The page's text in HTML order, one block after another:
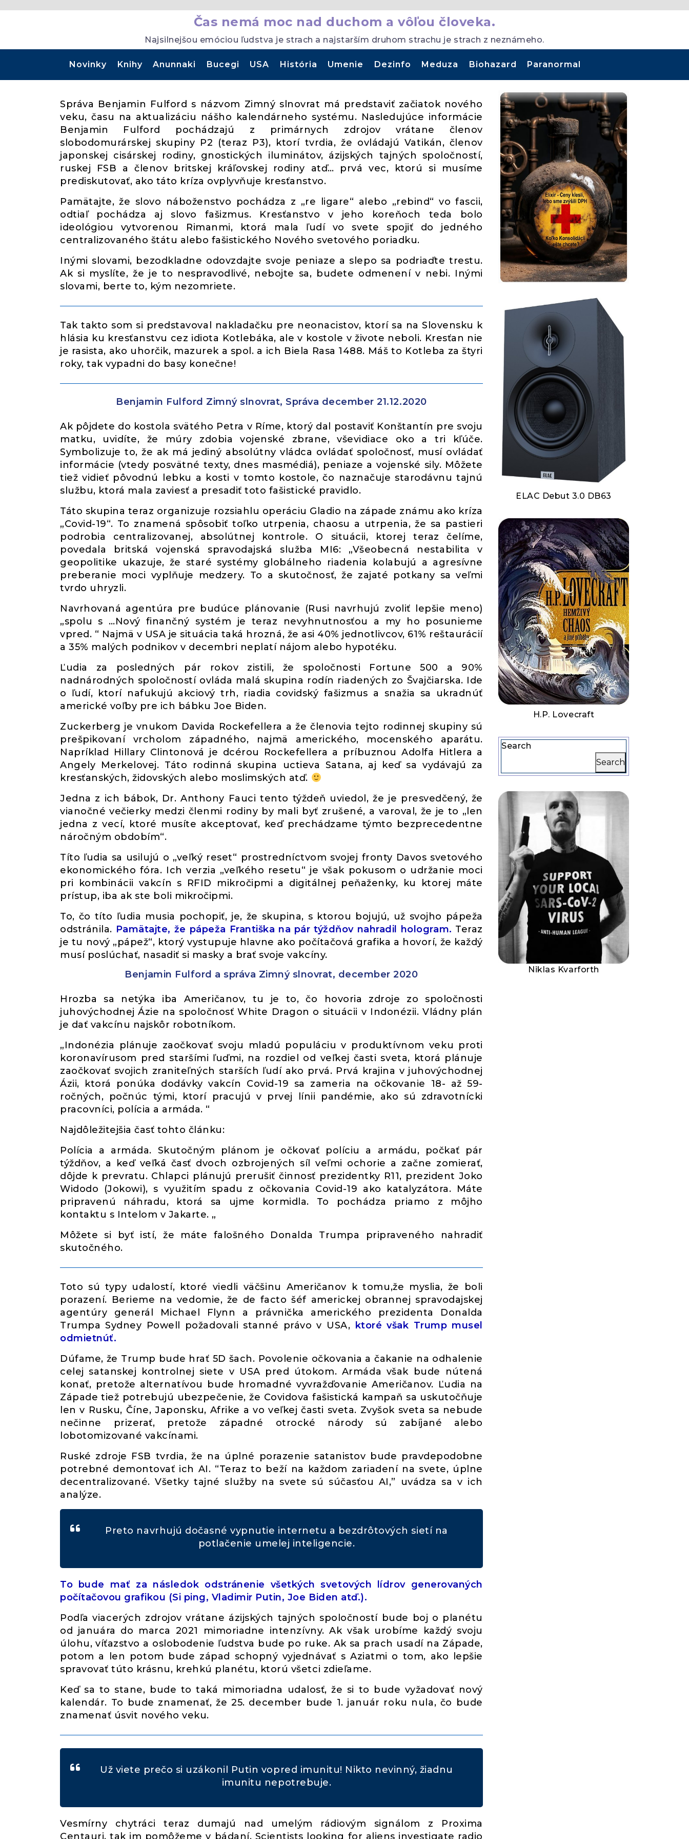
Čas nemá moc nad duchom a vôľou človeka.
Najsilnejšou emóciou ľudstva je strach a najstarším druhom strachu je strach z neznámeho.
Novinky Knihy Anunnaki Bucegi USA História Umenie Dezinfo Meduza Biohazard Paranormal
Správa Benjamin Fulford s názvom Zimný slnovrat má predstaviť začiatok nového
veku, času na aktualizáciu nášho kalendárneho systému. Nasledujúce informácie
Benjamin Fulford pochádzajú z primárnych zdrojov vrátane členov
slobodomurárskej skupiny P2 (teraz P3), ktorí tvrdia, že ovládajú Vatikán, členov
japonskej cisárskej rodiny, gnostických iluminátov, ázijských tajných spoločností,
ruskej FSB a členov britskej kráľovskej rodiny atď… prvá vec, ktorú si musíme
prediskutovať, ako táto kríza ovplyvňuje kresťanstvo.
Pamätajte, že slovo náboženstvo pochádza z „re ligare“ alebo „rebind“ vo fascii,
odtiaľ pochádza aj slovo fašizmus. Kresťanstvo v jeho koreňoch teda bolo
ideológiou vytvorenou Rimanmi, ktorá mala ľudí vo svete spojiť do jedného
centralizovaného štátu alebo fašistického Nového svetového poriadku.
Inými slovami, bezodkladne odovzdajte svoje peniaze a slepo sa podriaďte trestu.
Ak si myslíte, že je to nespravodlivé, nebojte sa, budete odmenení v nebi. Inými
slovami, berte to, kým nezomriete.
Tak takto som si predstavoval nakladačku pre neonacistov, ktorí sa na Slovensku k
hlásia ku kresťanstvu cez idiota Kotlebáka, ale v kostole v živote neboli. Kresťan nie
je rasista, ako uhorčik, mazurek a spol. a ich Biela Rasa 1488. Máš to Kotleba za štyri
roky, tak vypadni do basy konečne!
Benjamin Fulford Zimný slnovrat, Správa december 21.12.2020
Ak pôjdete do kostola svätého Petra v Ríme, ktorý dal postaviť Konštantín pre svoju
matku, uvidíte, že múry zdobia vojenské zbrane, vševidiace oko a tri kľúče.
Symbolizuje to, že ak má jediný absolútny vládca ovládať spoločnosť, musí ovládať
informácie (vtedy posvätné texty, dnes masmédiá), peniaze a vojenské sily. Môžete
tiež vidieť pôvodnú lebku a kosti v tomto kostole, čo naznačuje starodávnu tajnú
službu, ktorá mala zaviesť a presadiť toto fašistické pravidlo.
Táto skupina teraz organizuje rozsiahlu operáciu Gladio na západe známu ako kríza
„Covid-19“. To znamená spôsobiť toľko utrpenia, chaosu a utrpenia, že sa pastieri
podrobia centralizovanej, absolútnej kontrole. O situácii, ktorej teraz čelíme,
povedala britská vojenská spravodajská služba MI6: „Všeobecná nestabilita v
geopolitike ukazuje, že staré systémy globálneho riadenia kolabujú a agresívne
preberanie moci vyplňuje medzery. To a skutočnosť, že zajaté potkany sa veľmi
tvrdo uhryzli.
Navrhovaná agentúra pre budúce plánovanie (Rusi navrhujú zvoliť lepšie meno)
„spolu s …Nový finančný systém je teraz nevyhnutnosťou a my ho posunieme
vpred. “ Najmä v USA je situácia taká hrozná, že asi 40% jednotlivcov, 61% reštaurácií
a 35% malých podnikov v decembri neplatí nájom alebo hypotéku.
Ľudia za posledných pár rokov zistili, že spoločnosti Fortune 500 a 90%
nadnárodných spoločností ovláda malá skupina rodín riadených zo Švajčiarska. Ide
o ľudí, ktorí nafukujú akciový trh, riadia covidský fašizmus a snažia sa ukradnúť
americké voľby pre ich bábku Joe Biden.
Zuckerberg je vnukom Davida Rockefellera a že členovia tejto rodinnej skupiny sú
prešpikovaní vrcholom západného, ​​najmä amerického, mocenského aparátu.
Napríklad Hillary Clintonová je dcérou Rockefellera a príbuznou Adolfa Hitlera a
Angely Merkelovej. Táto rodinná skupina uctieva Satana, aj keď sa vydávajú za
kresťanských, židovských alebo moslimských atď.
Jedna z ich bábok, Dr. Anthony Fauci tento týždeň uviedol, že je presvedčený, že
vianočné večierky medzi členmi rodiny by mali byť zrušené, a varoval, že je to „len
jedna z vecí, ktoré musíte akceptovať, keď prechádzame týmto bezprecedentne
náročným obdobím“.
Títo ľudia sa usilujú o „veľký reset“ prostredníctvom svojej fronty Davos svetového
ekonomického fóra. Ich verzia „veľkého resetu“ je však pokusom o udržanie moci
pri kombinácii vakcín s RFID mikročipmi a digitálnej peňaženky, ku ktorej máte
prístup, iba ak ste boli mikročipmi.
To, čo títo ľudia musia pochopiť, je, že skupina, s ktorou bojujú, už svojho pápeža
odstránila. Pamätajte, že pápeža Františka na pár týždňov nahradil hologram. Teraz
je tu nový „pápež“, ktorý vystupuje hlavne ako počítačová grafika a hovorí, že každý
musí poslúchať, nasadiť si masky a brať svoje vakcíny.
Benjamin Fulford a správa Zimný slnovrat, december 2020
Hrozba sa netýka iba Američanov, tu je to, čo hovoria zdroje zo spoločnosti
juhovýchodnej Ázie na spoločnosť White Dragon o situácii v Indonézii. Vládny plán
je dať vakcínu najskôr robotníkom.
„Indonézia plánuje zaočkovať svoju mladú populáciu v produktívnom veku proti
koronavírusom pred staršími ľuďmi, na rozdiel od veľkej časti sveta, ktorá plánuje
zaočkovať svojich zraniteľných starších ľudí ako prvá. Prvá krajina v juhovýchodnej
Ázii, ktorá ponúka dodávky vakcín Covid-19 sa zameria na očkovanie 18- až 59-
ročných, počnúc tými, ktorí pracujú v prvej línii pandémie, ako sú zdravotnícki
pracovníci, polícia a armáda. “
Najdôležitejšia časť tohto článku:
Polícia a armáda. Skutočným plánom je očkovať políciu a armádu, počkať pár
týždňov, a keď veľká časť dvoch ozbrojených síl veľmi ochorie a začne zomierať,
dôjde k prevratu. Chlapci plánujú prerušiť činnosť prezidentky R11, prezident Joko
Widodo (Jokowi), s využitím spadu z očkovania Covid-19 ako katalyzátora. Máte
pripravenú náhradu, ktorá sa ujme kormidla. To pochádza priamo z môjho
kontaktu s Intelom v Jakarte. „
Môžete si byť istí, že máte falošného Donalda Trumpa pripraveného nahradiť
skutočného.
Toto sú typy udalostí, ktoré viedli väčšinu Američanov k tomu,že myslia, že boli
porazení. Berieme na vedomie, že de facto šéf americkej obrannej spravodajskej
agentúry generál Michael Flynn a právnička amerického prezidenta Donalda
Trumpa Sydney Powell požadovali stanné právo v USA, ktoré však Trump musel
odmietnúť.
Dúfame, že Trump bude hrať 5D šach. Povolenie očkovania a čakanie na odhalenie
celej satanskej kontrolnej siete v USA pred útokom. Armáda však bude nútená
konať, pretože alternatívou bude hromadné vyvražďovanie Američanov. Ľudia na
Západe tiež potrebujú ubezpečenie, že Covidova fašistická kampaň sa uskutočňuje
len v Rusku, Číne, Japonsku, Afrike a vo veľkej časti sveta. Zvyšok sveta sa nebude
nečinne prizerať, pretože západné otrocké národy sú zabíjané alebo
lobotomizované vakcínami.
Ruské zdroje FSB tvrdia, že na úplné porazenie satanistov bude pravdepodobne
potrebné demontovať ich AI. “Teraz to beží na každom zariadení na svete, úplne
decentralizované. Všetky tajné služby na svete sú súčasťou AI,” uvádza sa v ich
analýze.
Preto navrhujú dočasné vypnutie internetu a bezdrôtových sietí na
potlačenie umelej inteligencie.
To bude mať za následok odstránenie všetkých svetových lídrov generovaných
počítačovou grafikou (Si ping, Vladimir Putin, Joe Biden atď.).
Podľa viacerých zdrojov vrátane ázijských tajných spoločností bude boj o planétu
od januára do marca 2021 mimoriadne intenzívny. Ak však urobíme každý svoju
úlohu, víťazstvo a oslobodenie ľudstva bude po ruke. Ak sa prach usadí na Západe,
potom a len potom bude západ schopný vyjednávať s Aziatmi o tom, ako lepšie
spravovať túto krásnu, krehkú planétu, ktorú všetci zdieľame.
Keď sa to stane, bude to taká mimoriadna udalosť, že si to bude vyžadovať nový
kalendár. To bude znamenať, že 25. december bude 1. január roku nula, čo bude
znamenať úsvit nového veku.
Už viete prečo si uzákonil Putin vopred imunitu! Nikto nevinný, žiadnu
imunitu nepotrebuje.
Vesmírny chytráci teraz dumajú nad umelým rádiovým signálom z Proxima
Centauri, tak im pomôžeme v bádaní. Scientists looking for aliens investigate radio
ELAC Debut 3.0 DB63
H.P. Lovecraft
Search
Search
Niklas Kvarforth